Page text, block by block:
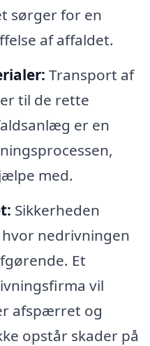
sørger for en
af affaldet.
Transport af
til de rette
er en
med.
Sikkerheden
nedrivningen
Et
vil
afspærret og
opstår skader på